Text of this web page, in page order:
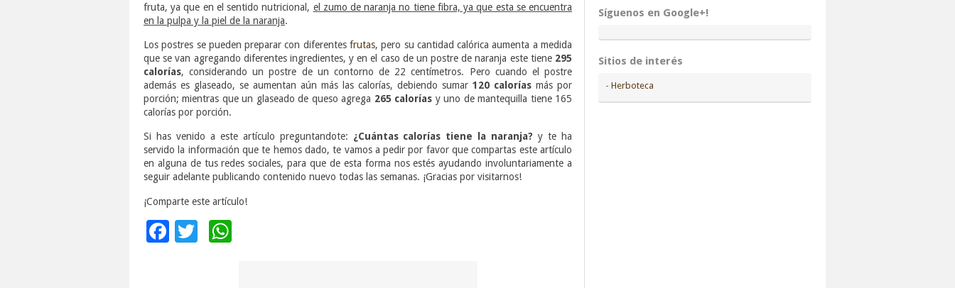
fruta, ya que en el sentido nutricional, el zumo de naranja no tiene fibra, ya que esta se encuentra
en la pulpa y la piel de la naranja.
Los postres se pueden preparar con diferentes frutas, pero su cantidad calórica aumenta a medida
que se van agregando diferentes ingredientes, y en el caso de un postre de naranja este tiene 295
calorías, considerando un postre de un contorno de 22 centímetros. Pero cuando el postre
además es glaseado, se aumentan aún más las calorías, debiendo sumar 120 calorías más por
porción; mientras que un glaseado de queso agrega 265 calorías y uno de mantequilla tiene 165
calorías por porción.
Si has venido a este artículo preguntandote: ¿Cuántas calorías tiene la naranja? y te ha
servido la información que te hemos dado, te vamos a pedir por favor que compartas este artículo
en alguna de tus redes sociales, para que de esta forma nos estés ayudando involuntariamente a
seguir adelante publicando contenido nuevo todas las semanas. ¡Gracias por visitarnos!
¡Comparte este artículo!
Facebook
Twitter
Síguenos en Google+!
Sitios de interés
- Herboteca